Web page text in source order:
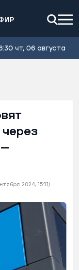
чт, 06 августа
2024, 15:11)